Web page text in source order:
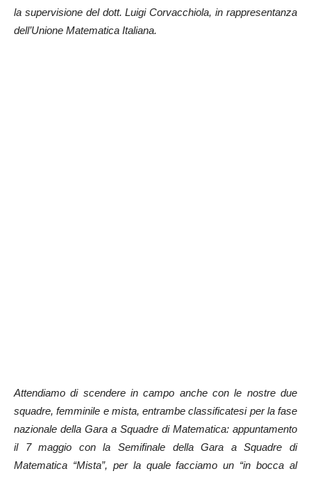
la supervisione del dott. Luigi Corvacchiola, in rappresentanza
dell’Unione Matematica Italiana.
Attendiamo di scendere in campo anche con le nostre due
squadre, femminile e mista, entrambe classificatesi per la fase
nazionale della Gara a Squadre di Matematica: appuntamento
il 7 maggio con la Semifinale della Gara a Squadre di
Matematica “Mista”, per la quale facciamo un “in bocca al